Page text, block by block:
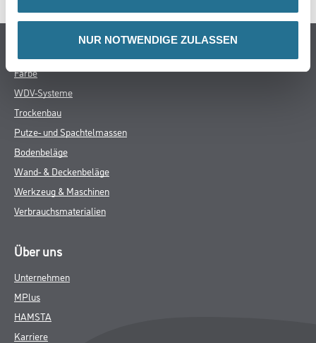
NUR NOTWENDIGE ZULASSEN
Online-Shop
Farbe
WDV-Systeme
Trockenbau
Putze- und Spachtelmassen
Bodenbeläge
Wand- & Deckenbeläge
Werkzeug & Maschinen
Verbrauchsmaterialien
Über uns
Unternehmen
MPlus
HAMSTA
Karriere